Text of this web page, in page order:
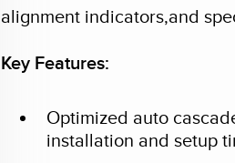
alignment indicators,and
Key Features:
Optimized auto
installation and setup